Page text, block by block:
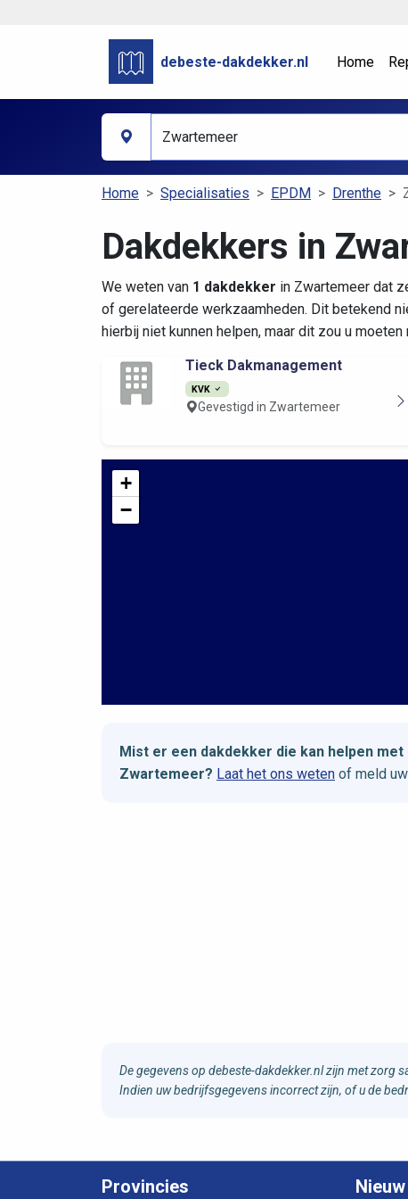
debeste-dakdekker.nl Home
Home Specialisaties EPDM Drenthe
Dakdekkers in
We weten van 1 dakdekker in Zwartemeer dat
of gerelateerde werkzaamheden. Dit betekend
hierbij niet kunnen helpen, maar dit zou u moeten
Tieck Dakmanagement
KVK
Gevestigd in Zwartemeer
+
−
Mist er een dakdekker die kan helpen
Zwartemeer? Laat het ons weten of meld
De gegevens op debeste-dakdekker.nl zijn met zorg
Indien uw bedrijfsgegevens incorrect zijn, of u de
Provincies